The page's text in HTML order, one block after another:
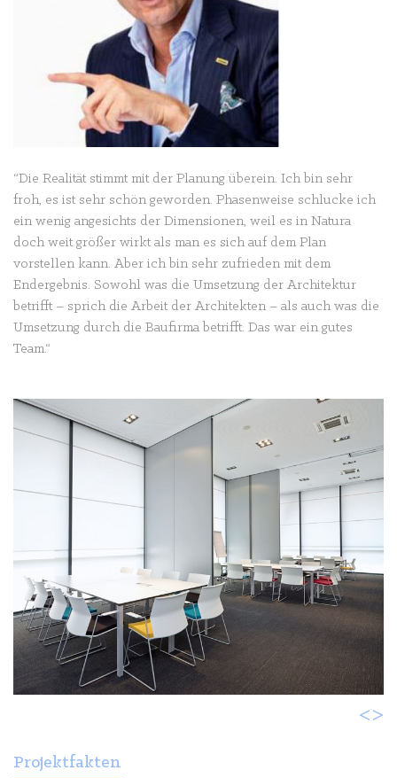
“Die Realität stimmt mit der Planung überein. Ich bin sehr
froh, es ist sehr schön geworden. Phasenweise schlucke ich
ein wenig angesichts der Dimensionen, weil es in Natura
doch weit größer wirkt als man es sich auf dem Plan
vorstellen kann. Aber ich bin sehr zufrieden mit dem
Endergebnis. Sowohl was die Umsetzung der Architektur
betrifft – sprich die Arbeit der Architekten – als auch was die
Umsetzung durch die Baufirma betrifft. Das war ein gutes
Team.“
<>
Projektfakten